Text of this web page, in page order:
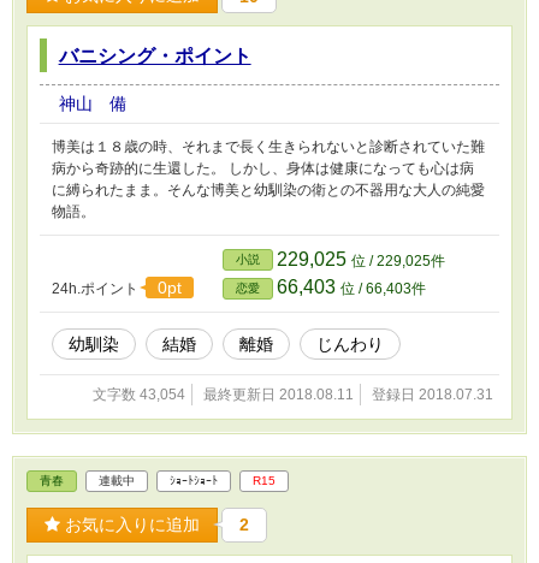
バニシング・ポイント
神山 備
博美は１８歳の時、それまで長く生きられないと診断されていた難
病から奇跡的に生還した。 しかし、身体は健康になっても心は病
に縛られたまま。そんな博美と幼馴染の衛との不器用な大人の純愛
物語。
24h.ポイント 0pt
小説 229,025 位 / 229,025件
恋愛 66,403 位 / 66,403件
幼馴染 結婚 離婚 じんわり
文字数 43,054 最終更新日 2018.08.11 登録日 2018.07.31
青春 連載中 ｼｮｰﾄｼｮｰﾄ R15
お気に入りに追加 2